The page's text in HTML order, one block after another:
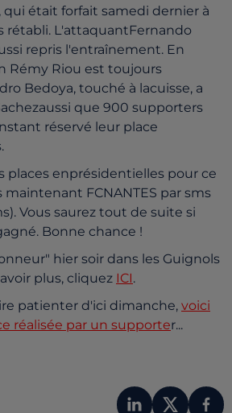
qui était forfait samedi dernier à
rétabli. L'attaquantFernando
repris l'entraînement. En
Rémy Riou est toujours
Bedoya, touché à lacuisse, a
que 900 supporters
réservé leur place
places enprésidentielles pour ce
maintenant FCNANTES par sms
Vous saurez tout de suite si
Bonne chance !
hier soir dans les Guignols
plus, cliquez ICI.
patienter d'ici dimanche, voici
réalisée par un supporter...